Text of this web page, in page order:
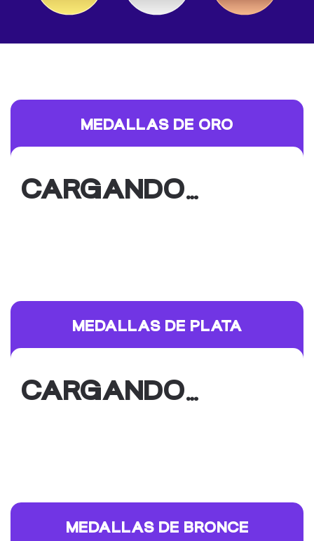
MEDALLAS DE ORO
CARGANDO…
MEDALLAS DE PLATA
CARGANDO…
MEDALLAS DE BRONCE